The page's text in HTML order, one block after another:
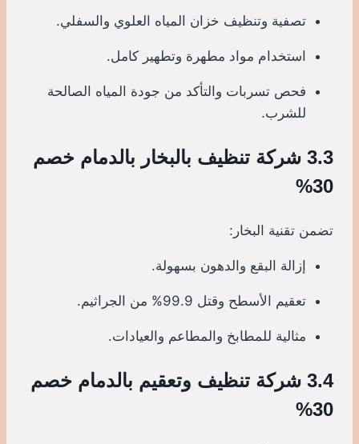
تصفية وتنظيف خزان المياه العلوي والسفلي.
استخدام مواد مطهرة وتطهير كامل.
فحص تسربات والتأكد من جودة المياه الصالحة
للشرب.
3.3 شركة تنظيف بالبخار بالدمام خصم
30%
تضمن تقنية البخار:
إزالة البقع والدهون بسهولة.
تعقيم الأسطح وقتل 99.9% من الجراثيم.
مثالية للمطابخ والمطاعم والعيادات.
3.4 شركة تنظيف وتعقيم بالدمام خصم
30%